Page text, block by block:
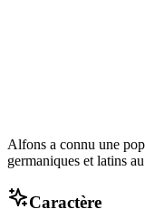
Alfons a connu une
germaniques et latins
Caractère